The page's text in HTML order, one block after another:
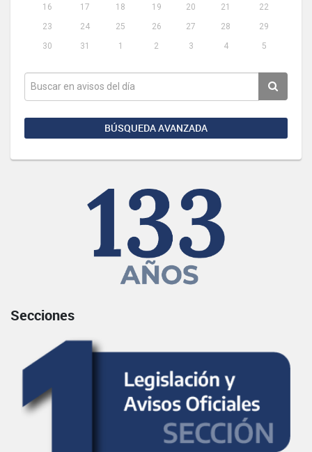
16
17 18 19 20 21
22
23
24 25 26 27 28
29
30
31 1 2 3 4 5
BÚSQUEDA AVANZADA
Secciones